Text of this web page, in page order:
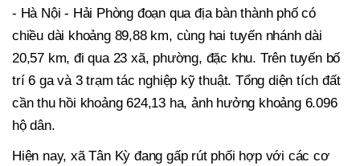
- Hà Nội - Hải Phòng đoạn qua địa bàn thành phố có
chiều dài khoảng 89,88 km, cùng hai tuyến nhánh dài
20,57 km, đi qua 23 xã, phường, đặc khu. Trên tuyến bố
trí 6 ga và 3 trạm tác nghiệp kỹ thuật. Tổng diện tích đất
cần thu hồi khoảng 624,13 ha, ảnh hưởng khoảng 6.096
hộ dân.
Hiện nay, xã Tân Kỳ đang gấp rút phối hợp với các cơ